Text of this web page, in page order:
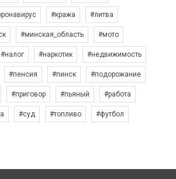
#кража #литва
#минская_область #мото
#налог #наркотик #недвижимость
#пенсия #пинск #подорожание
#приговор #пьяный #работа
#суд #топливо #футбол